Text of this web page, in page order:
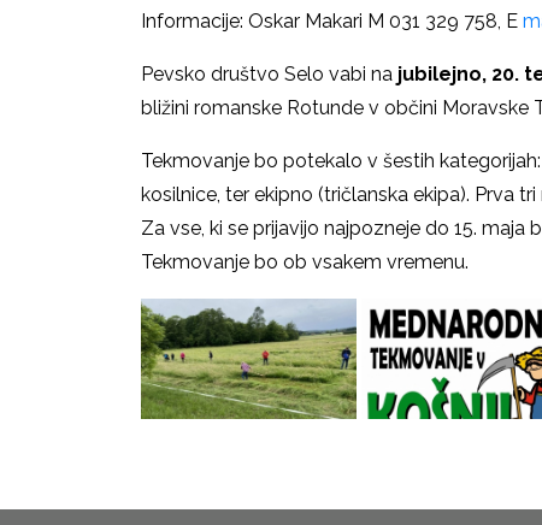
Informacije: Oskar Makari M 031 329 758, E
Pevsko društvo Selo vabi na jubilejno, 20.
bližini romanske Rotunde v občini Moravske
Tekmovanje bo potekalo v šestih
kosilnice, ter ekipno (tričlanska ekipa). Prva
Za vse, ki se prijavijo najpozneje do 15.
Tekmovanje bo ob